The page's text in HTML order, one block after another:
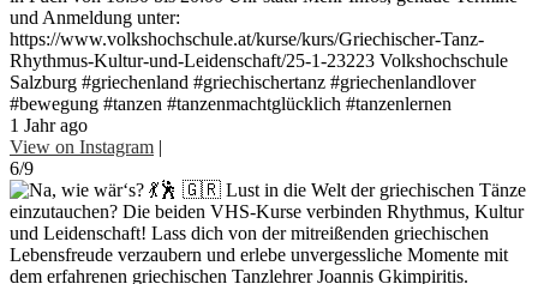
und Anmeldung unter:
https://www.volkshochschule.at/kurse/kurs/Griechischer-Tanz-
Rhythmus-Kultur-und-Leidenschaft/25-1-23223 Volkshochschule
Salzburg #griechenland #griechischertanz #griechenlandlover
#bewegung #tanzen #tanzenmachtglücklich #tanzenlernen
1 Jahr ago
View on Instagram |
6/9